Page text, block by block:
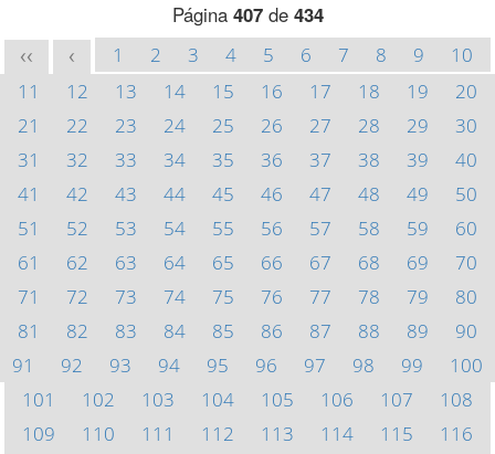
Página 407de 434
<< < 1 2 3 4 5 6 7 8 9
10
11
12 13 14 15 16 17 18 19
20
21
22 23 24 25 26 27 28 29
30
31
32 33 34 35 36 37 38 39
40
41
42 43 44 45 46 47 48 49
50
51
52 53 54 55 56 57 58 59
60
61
62 63 64 65 66 67 68 69
70
71
72 73 74 75 76 77 78 79
80
81
82 83 84 85 86 87 88 89
90
91
92 93 94 95 96 97 98 99
100
101
102 103 104 105 106 107
108
109
110 111 112 113 114 115
116